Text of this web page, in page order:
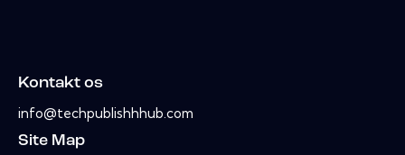
Kontakt os
info@techpublishhhub.com
Site Map